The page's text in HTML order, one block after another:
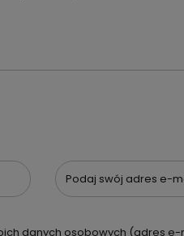
Podaj swój adres e-
danych osobowych (adres